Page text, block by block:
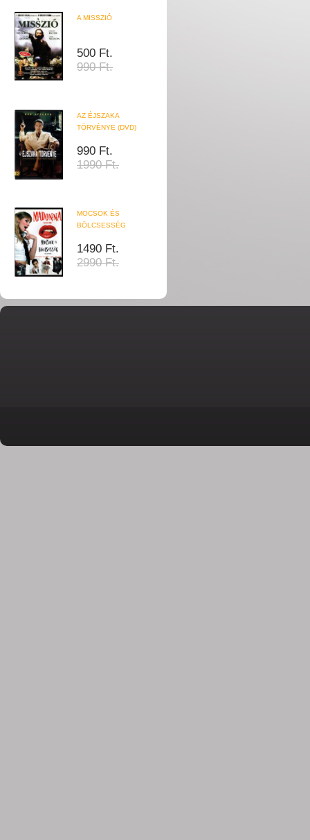
A MISSZIÓ
500 Ft.
990 Ft.
AZ ÉJSZAKA
TÖRVÉNYE (DVD)
990 Ft.
1990 Ft.
MOCSOK ÉS
BÖLCSESSÉG
1490 Ft.
2990 Ft.